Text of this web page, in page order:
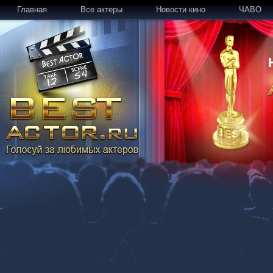
Главная Все актеры Новости кино ЧАВО